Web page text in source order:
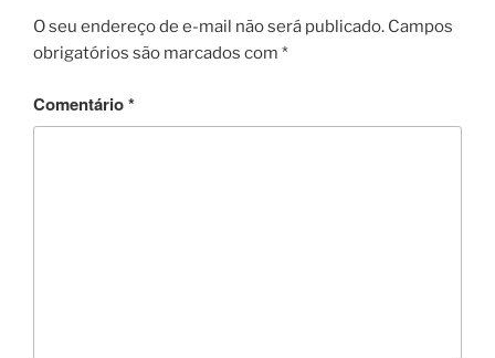
O seu endereço de e-mail não será publicado. Campos
obrigatórios são marcados com *
Comentário*